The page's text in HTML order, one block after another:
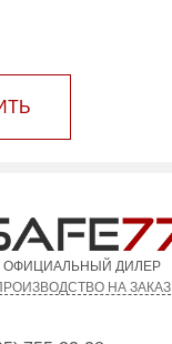
ОФИЦИАЛЬНЫЙ ДИЛЕР
НА ЗАКАЗ